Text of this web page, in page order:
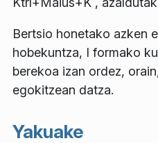
Bertsio honetako azken
hobekuntza, I formako
berekoa izan ordez,
egokitzean datza.
Yakuake